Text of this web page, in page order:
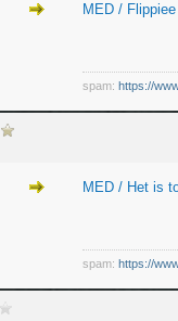
MED /
spam: https://
MED / Het is
spam: https://